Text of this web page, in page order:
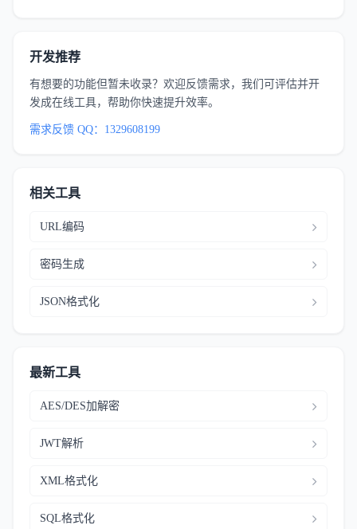
开发推荐
有想要的功能但暂未收录？欢迎反馈需求，我们可评估并开
发成在线工具，帮助你快速提升效率。
需求反馈 QQ：1329608199
相关工具
URL编码
密码生成
JSON格式化
最新工具
AES/DES加解密
JWT解析
XML格式化
SQL格式化